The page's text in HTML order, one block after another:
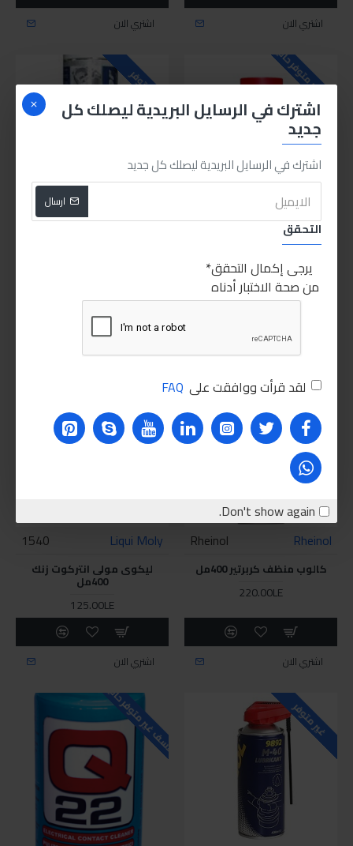
اشترك في الرسايل البريدية ليصلك كل
جديد
اشترك في الرسايل البريدية ليصلك كل جديد
ارسال
التحقق
يرجى إكمال التحقق
من صحة الاختبار أدناه
لقد قرأت ووافقت على FAQ
Don't show again.
اشتري الان اشتري الان
للاسف غير متوفر حاليا
RZoil
RZ65M
السيارة 400مل
250.00LE
اشتري الان
متوفر
Rheinol
Rheinol
متوفر
Rheinol
Rheinol
كالوب منظف كربرتير 400مل
220.00LE
اشتري الان
Liqui Moly
1540
ليكوى مولى انتركوت زنك
400مل
125.00LE
اشتري الان
غير متوفر للاسف غير متوفر حاليا